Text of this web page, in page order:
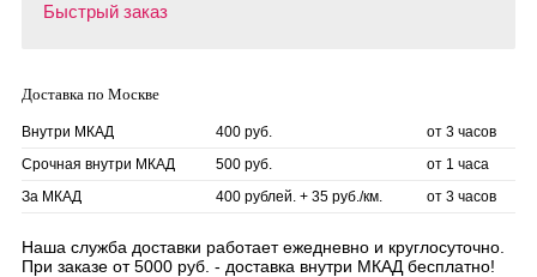
Быстрый заказ
Доставка по Москве
Внутри МКАД 400 руб.
от 3 часов
Срочная внутри МКАД
500 руб.
от 1 часа
За МКАД
400 рублей. + 35 руб./км. от 3 часов
Наша служба доставки работает ежедневно и круглосуточно.
При заказе от 5000 руб. - доставка внутри МКАД бесплатно!